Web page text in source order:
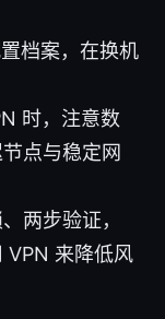
档案，在换机
时，注意数
点与稳定网
两步验证，
VPN 来降低风